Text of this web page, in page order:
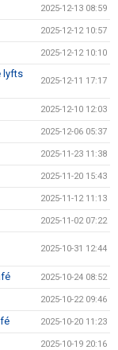
2025-12-13 08:59
2025-12-12 10:57
2025-12-12 10:10
lyfts
2025-12-11 17:17
2025-12-10 12:03
2025-12-06 05:37
2025-11-23 11:38
2025-11-20 15:43
2025-11-12 11:13
2025-11-02 07:22
2025-10-31 12:44
2025-10-24 08:52
2025-10-22 09:46
2025-10-20 11:23
2025-10-19 20:16